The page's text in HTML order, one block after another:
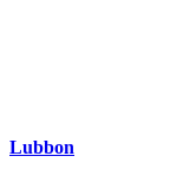
Lubbon